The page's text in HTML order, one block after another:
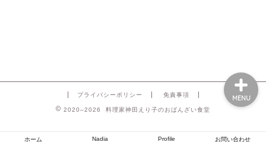
プライバシーポリシー 免責事項
2020–2026 料理家神田えり子のおばんざい食堂
ホーム Nadia Profile お問い合わせ
MENU